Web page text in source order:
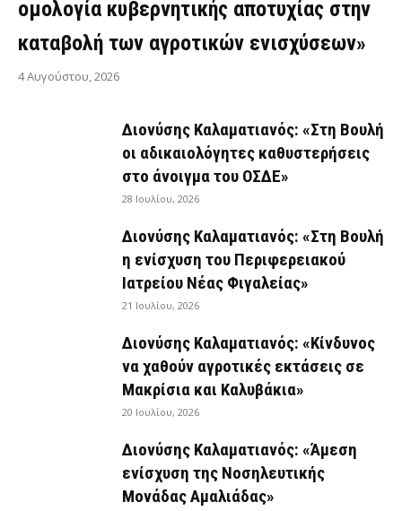
ομολογία κυβερνητικής αποτυχίας στην
καταβολή των αγροτικών ενισχύσεων»
4 Αυγούστου, 2026
Διονύσης Καλαματιανός: «Στη Βουλή
οι αδικαιολόγητες καθυστερήσεις
στο άνοιγμα του ΟΣΔΕ»
28 Ιουλίου, 2026
Διονύσης Καλαματιανός: «Στη Βουλή
η ενίσχυση του Περιφερειακού
Ιατρείου Νέας Φιγαλείας»
21 Ιουλίου, 2026
Διονύσης Καλαματιανός: «Κίνδυνος
να χαθούν αγροτικές εκτάσεις σε
Μακρίσια και Καλυβάκια»
20 Ιουλίου, 2026
Διονύσης Καλαματιανός: «Άμεση
ενίσχυση της Νοσηλευτικής
Μονάδας Αμαλιάδας»